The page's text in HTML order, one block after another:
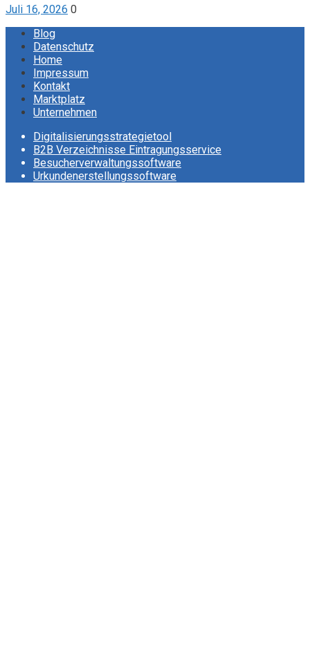
Juli 16, 2026 0
Blog
Datenschutz
Home
Impressum
Kontakt
Marktplatz
Unternehmen
Digitalisierungsstrategietool
B2B Verzeichnisse Eintragungsservice
Besucherverwaltungssoftware
Urkundenerstellungssoftware